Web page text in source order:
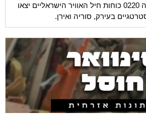
היום לפנות בוקר בשעה 0220 כוחות חיל האוויר הישראליים יצאו
בעירק, סוריה ואירן.